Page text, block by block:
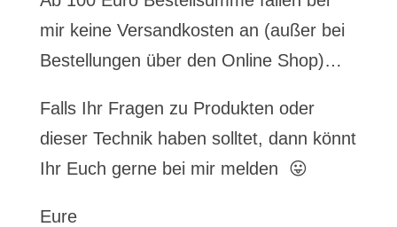
mir keine Versandkosten an (außer bei
Bestellungen über den Online Shop)…
Falls Ihr Fragen zu Produkten oder
dieser Technik haben solltet, dann könnt
Ihr Euch gerne bei mir melden 😛
Eure